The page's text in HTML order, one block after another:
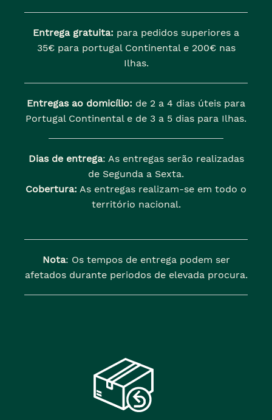
Entrega gratuita: para pedidos superiores a
35€ para portugal Continental e 200€ nas
Ilhas.
Entregas ao domicílio: de 2 a 4 dias úteis para
Portugal Continental e de 3 a 5 dias para Ilhas.
Dias de entrega: As entregas serão realizadas
de Segunda a Sexta.
Cobertura: As entregas realizam-se em todo o
território nacional.
Nota: Os tempos de entrega podem ser
afetados durante periodos de elevada procura.